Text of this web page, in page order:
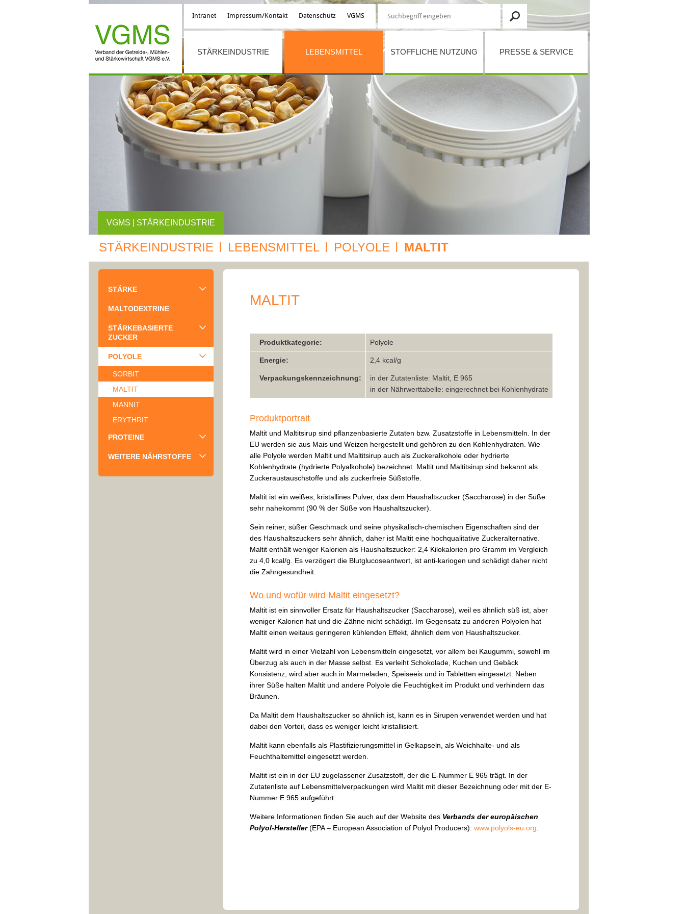
Intranet Impressum/Kontakt Datenschutz VGMS
STÄRKEINDUSTRIE LEBENSMITTEL STOFFLICHE NUTZUNG PRESSE & SERVICE
STÄRKEINDUSTRIE LEBENSMITTEL POLYOLE MALTIT
STÄRKE
MALTODEXTRINE
STÄRKEBASIERTE
ZUCKER
POLYOLE
SORBIT
MALTIT
MANNIT
ERYTHRIT
PROTEINE
WEITERE NÄHRSTOFFE
MALTIT
Produktkategorie: Polyole
Energie: 2,4 kcal/g
Verpackungskennzeichnung:
in der Zutatenliste: Maltit, E 965
in der Nährwerttabelle: eingerechnet bei Kohlenhydrate
Produktportrait
Maltit und Maltitsirup sind pflanzenbasierte Zutaten bzw. Zusatzstoffe in Lebensmitteln. In der
EU werden sie aus Mais und Weizen hergestellt und gehören zu den Kohlenhydraten. Wie
alle Polyole werden Maltit und Maltitsirup auch als Zuckeralkohole oder hydrierte
Kohlenhydrate (hydrierte Polyalkohole) bezeichnet. Maltit und Maltitsirup sind bekannt als
Zuckeraustauschstoffe und als zuckerfreie Süßstoffe.
Maltit ist ein weißes, kristallines Pulver, das dem Haushaltszucker (Saccharose) in der Süße
sehr nahekommt (90 % der Süße von Haushaltszucker).
Sein reiner, süßer Geschmack und seine physikalisch-chemischen Eigenschaften sind der
des Haushaltszuckers sehr ähnlich, daher ist Maltit eine hochqualitative Zuckeralternative.
Maltit enthält weniger Kalorien als Haushaltszucker: 2,4 Kilokalorien pro Gramm im Vergleich
zu 4,0 kcal/g. Es verzögert die Blutglucoseantwort, ist anti-kariogen und schädigt daher nicht
die Zahngesundheit.
Wo und wofür wird Maltit eingesetzt?
Maltit ist ein sinnvoller Ersatz für Haushaltszucker (Saccharose), weil es ähnlich süß ist, aber
weniger Kalorien hat und die Zähne nicht schädigt. Im Gegensatz zu anderen Polyolen hat
Maltit einen weitaus geringeren kühlenden Effekt, ähnlich dem von Haushaltszucker.
Maltit wird in einer Vielzahl von Lebensmitteln eingesetzt, vor allem bei Kaugummi, sowohl im
Überzug als auch in der Masse selbst. Es verleiht Schokolade, Kuchen und Gebäck
Konsistenz, wird aber auch in Marmeladen, Speiseeis und in Tabletten eingesetzt. Neben
ihrer Süße halten Maltit und andere Polyole die Feuchtigkeit im Produkt und verhindern das
Bräunen.
Da Maltit dem Haushaltszucker so ähnlich ist, kann es in Sirupen verwendet werden und hat
dabei den Vorteil, dass es weniger leicht kristallisiert.
Maltit kann ebenfalls als Plastifizierungsmittel in Gelkapseln, als Weichhalte- und als
Feuchthaltemittel eingesetzt werden.
Maltit ist ein in der EU zugelassener Zusatzstoff, der die E-Nummer E 965 trägt. In der
Zutatenliste auf Lebensmittelverpackungen wird Maltit mit dieser Bezeichnung oder mit der E-
Nummer E 965 aufgeführt.
Weitere Informationen finden Sie auch auf der Website des Verbands der europäischen
Polyol-Hersteller(EPA – European Association of Polyol Producers): www.polyols-eu.org